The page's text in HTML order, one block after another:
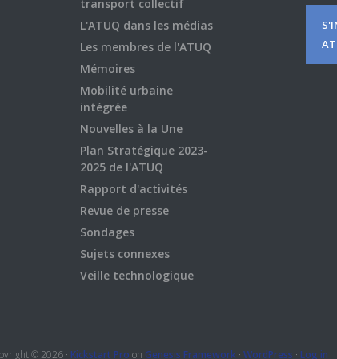
transport collectif
L'ATUQ dans les médias
Les membres de l'ATUQ
Mémoires
Mobilité urbaine
intégrée
Nouvelles à la Une
Plan Stratégique 2023-
2025 de l'ATUQ
Rapport d'activités
Revue de presse
Sondages
Sujets connexes
Veille technologique
© 2026 · Kickstart Pro on Genesis Framework · WordPress · Log in